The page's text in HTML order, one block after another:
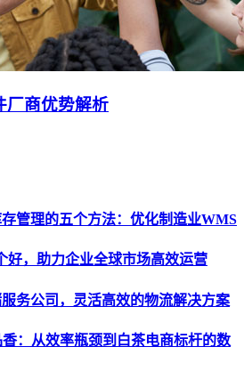
厂商优势解析
管理的五个方法：优化制造业WMS
好，助力企业全球市场高效运营
务公司，灵活高效的物流解决方案
：从效率瓶颈到白茶电商标杆的数